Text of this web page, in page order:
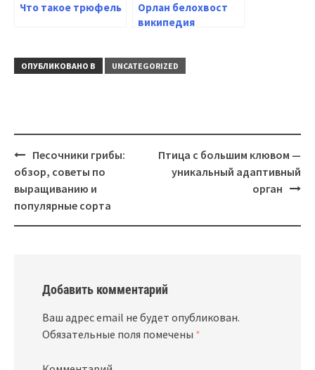
Что такое трюфель
Орлан белохвост
википедия
ОПУБЛИКОВАНО В UNCATEGORIZED
Навигация
Песочники грибы:
обзор, советы по
выращиванию и
популярные сорта
Птица с большим клювом —
уникальный адаптивный
орган
Добавить комментарий
Ваш адрес email не будет опубликован.
Обязательные поля помечены *